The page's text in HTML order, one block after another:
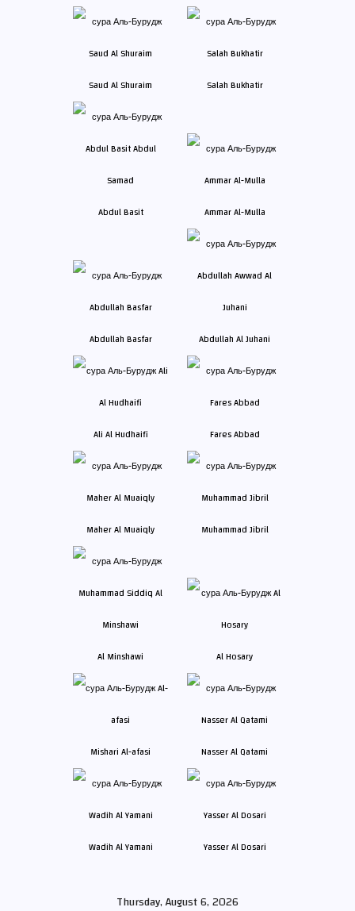
Saud Al Shuraim Salah Bukhatir
Abdul Basit Ammar Al-Mulla
Abdullah Basfar Abdullah Al Juhani
Ali Al Hudhaifi Fares Abbad
Maher Al Muaiqly Muhammad Jibril
Al Minshawi Al Hosary
Mishari Al-afasi Nasser Al Qatami
Wadih Al Yamani Yasser Al Dosari
Thursday, August 6, 2026